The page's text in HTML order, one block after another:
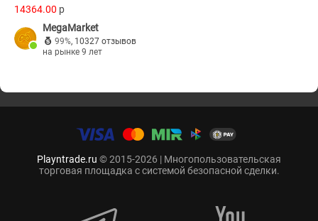
14364.00 p
MegaMarket
99%, 10327 отзывов
на рынке 9 лет
Playntrade.ru © 2015-2026 | Многопользовательская
торговая площадка с системой безопасной сделки.